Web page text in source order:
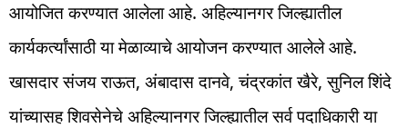
आयोजित करण्यात आलेला आहे. अहिल्यानगर जिल्ह्यातील
कार्यकर्त्यांसाठी या मेळाव्याचे आयोजन करण्यात आलेले आहे.
खासदार संजय राऊत, अंबादास दानवे, चंद्रकांत खैरे, सुनिल शिंदे
यांच्यासह शिवसेनेचे अहिल्यानगर जिल्ह्यातील सर्व पदाधिकारी या